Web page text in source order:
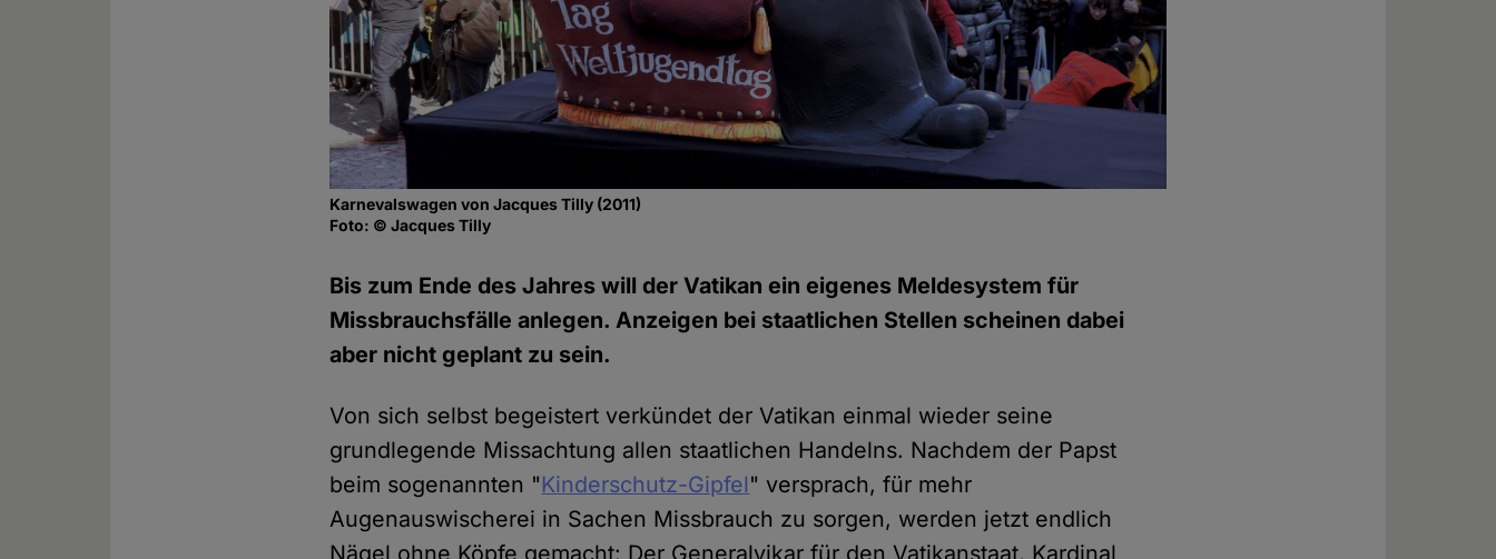
Karnevalswagen von Jacques Tilly (2011)
Foto: © Jacques Tilly
Bis zum Ende des Jahres will der Vatikan ein eigenes Meldesystem für
Missbrauchsfälle anlegen. Anzeigen bei staatlichen Stellen scheinen dabei
aber nicht geplant zu sein.
Von sich selbst begeistert verkündet der Vatikan einmal wieder seine
grundlegende Missachtung allen staatlichen Handelns. Nachdem der Papst
beim sogenannten "Kinderschutz-Gipfel" versprach, für mehr
Augenauswischerei in Sachen Missbrauch zu sorgen, werden jetzt endlich